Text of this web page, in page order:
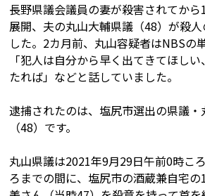
長野県議会議員の妻が殺害されてか
展開、夫の丸山大輔県議（48）が殺
した。2カ月前、丸山容疑者はNBSの
「犯人は自分から早く出てきてほし
たれば」などと話していました。
逮捕されたのは、塩尻市選出の県議
（48）です。
丸山県議は2021年9月29日午前0時こ
ろまでの間に、塩尻市の酒蔵兼自宅